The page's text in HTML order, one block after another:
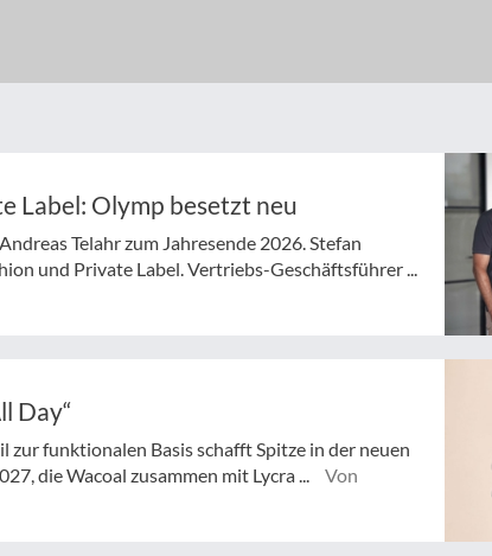
Label: Olymp besetzt neu
Telahr zum Jahresende 2026. Stefan
und Private Label. Vertriebs-Geschäftsführer ...
Day“
funktionalen Basis schafft Spitze in der neuen
die Wacoal zusammen mit Lycra ...
Von